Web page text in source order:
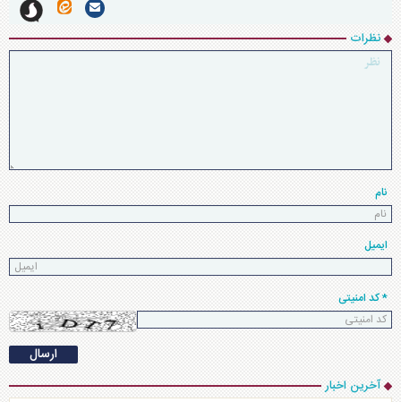
نظرات
نام
ایمیل
* کد امنیتی
آخرین اخبار